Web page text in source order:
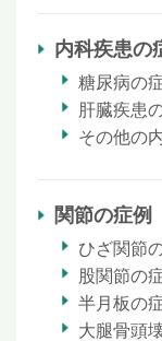
内科疾患の
糖尿病の
肝臓疾患
その他の
関節の症例
ひざ関節
股関節の
半月板の
大腿骨頭